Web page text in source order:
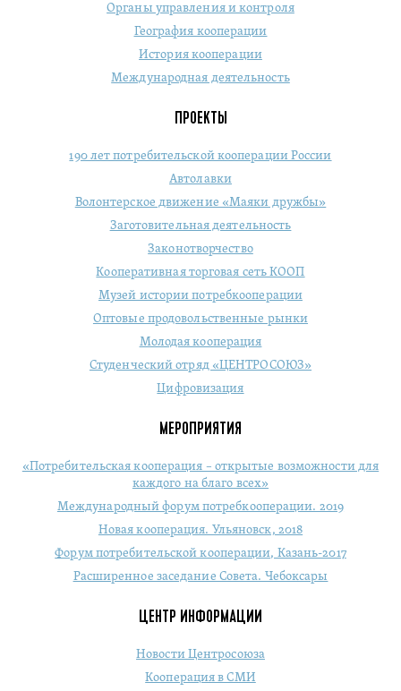
Органы управления и контроля
География кооперации
История кооперации
Международная деятельность
ПРОЕКТЫ
190 лет потребительской кооперации России
Автолавки
Волонтерское движение «Маяки дружбы»
Заготовительная деятельность
Законотворчество
Кооперативная торговая сеть КООП
Музей истории потребкооперации
Оптовые продовольственные рынки
Молодая кооперация
Студенческий отряд «ЦЕНТРОСОЮЗ»
Цифровизация
МЕРОПРИЯТИЯ
«Потребительская кооперация – открытые возможности для
каждого на благо всех»
Международный форум потребкооперации. 2019
Новая кооперация. Ульяновск, 2018
Форум потребительской кооперации, Казань-2017
Расширенное заседание Совета. Чебоксары
ЦЕНТР ИНФОРМАЦИИ
Новости Центросоюза
Кооперация в СМИ